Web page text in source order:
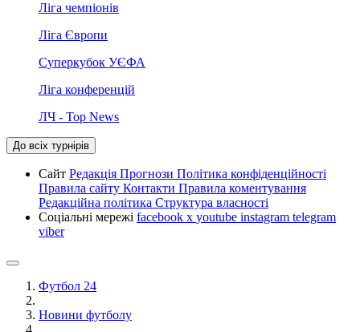
Ліга чемпіонів
Ліга Європи
Суперкубок УЄФА
Ліга конференцій
ЛЧ - Top News
До всіх турнірів
Сайт Редакція Прогнози Політика конфіденційності
Правила сайту Контакти Правила коментування
Редакційна політика Структура власності
Соціальні мережі facebook x youtube instagram telegram
viber
Футбол 24
Новини футболу